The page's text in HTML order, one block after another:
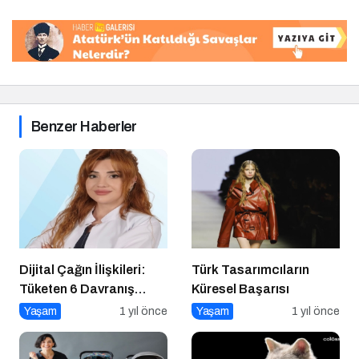
Benzer Haberler
Dijital Çağın İlişkileri:
Tüketen 6 Davranış
Biçimi
Yaşam 1 yıl önce
Türk Tasarımcıların
Küresel Başarısı
Yaşam 1 yıl önce